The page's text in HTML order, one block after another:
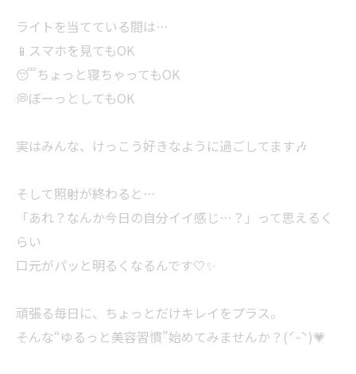
ライトを当てている間は…
📱スマホを見てもOK
😴ちょっと寝ちゃってもOK
💭ぼーっとしてもOK
実はみんな、けっこう好きなように過ごしてます🎶
そして照射が終わると…
「あれ？なんか今日の自分イイ感じ…？」って思えるく
らい
口元がパッと明るくなるんです🤍✨
頑張る毎日に、ちょっとだけキレイをプラス。
そんな“ゆるっと美容習慣”始めてみませんか？(ˊᵕˋ)💗